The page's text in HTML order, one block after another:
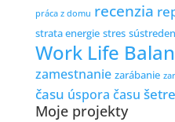
práca z domu recenzia
strata energie stres
Work Life
zamestnanie zarábanie
času úspora času
Moje projekty